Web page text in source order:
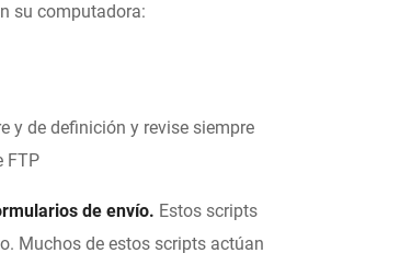
su computadora:
y de definición y revise siempre
FTP
de envío. Estos scripts
Muchos de estos scripts actúan